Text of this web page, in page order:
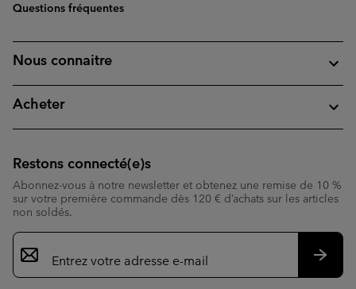
Questions fréquentes
Nous connaitre
Acheter
Restons connecté(e)s
Abonnez-vous à notre newsletter et obtenez une remise de 10 %
sur votre première commande dès 120 € d’achats sur les articles
non soldés.
Inscription
par
e-